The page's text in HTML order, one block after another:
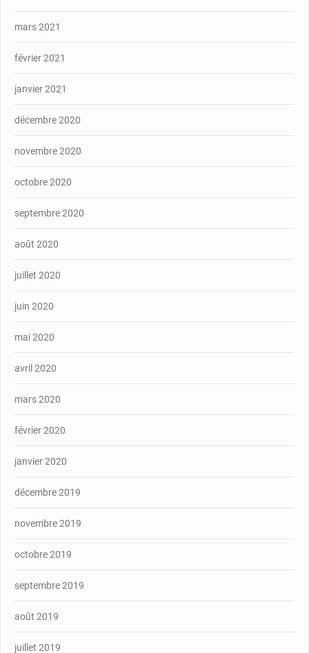
mars 2021
février 2021
janvier 2021
décembre 2020
novembre 2020
octobre 2020
septembre 2020
août 2020
juillet 2020
juin 2020
mai 2020
avril 2020
mars 2020
février 2020
janvier 2020
décembre 2019
novembre 2019
octobre 2019
septembre 2019
août 2019
juillet 2019